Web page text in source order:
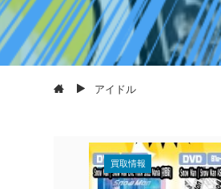
アイドル
買取情報